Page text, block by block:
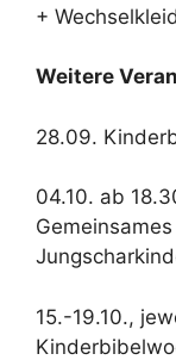
+
Weitere
28.09.
04.10. ab
15.-19.10.,